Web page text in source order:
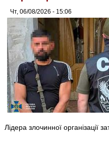
Чт, 06/08/2026 - 15:06
Лідера злочинної організації